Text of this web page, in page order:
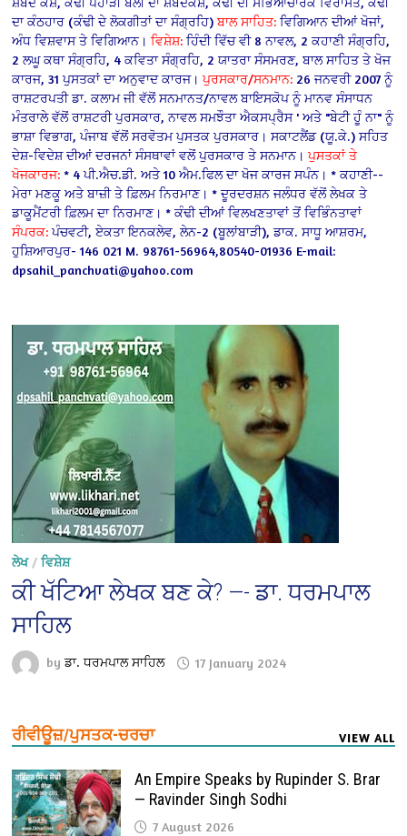
ਦਾ ਕੰਠਹਾਰ (ਕੰਢੀ ਦੇ ਲੋਕਗੀਤਾਂ ਦਾ ਸੰਗ੍ਰਹਿ) ਬਾਲ ਸਾਹਿਤ: ਵਿਗਿਆਨ ਦੀਆਂ ਖੋਜਾਂ,
ਅੰਧ ਵਿਸ਼ਵਾਸ ਤੇ ਵਿਗਿਆਨ। ਵਿਸ਼ੇਸ਼: ਹਿੰਦੀ ਵਿੱਚ ਵੀ 8 ਨਾਵਲ, 2 ਕਹਾਣੀ ਸੰਗ੍ਰਹਿ,
2 ਲਘੂ ਕਥਾ ਸੰਗ੍ਰਹਿ, 4 ਕਵਿਤਾ ਸੰਗ੍ਰਹਿ, 2 ਯਾਤਰਾ ਸੰਸਮਰਣ, ਬਾਲ ਸਾਹਿਤ ਤੇ ਖੋਜ
ਕਾਰਜ, 31 ਪੁਸਤਕਾਂ ਦਾ ਅਨੁਵਾਦ ਕਾਰਜ। ਪੁਰਸਕਾਰ/ਸਨਮਾਨ: 26 ਜਨਵਰੀ 2007 ਨੂੰ
ਰਾਸ਼ਟਰਪਤੀ ਡਾ. ਕਲਾਮ ਜੀ ਵੱਲੋਂ ਸਨਮਾਨਤ/ਨਾਵਲ ਬਾਇਸਕੋਪ ਨੂੰ ਮਾਨਵ ਸੰਸਾਧਨ
ਮੰਤਰਾਲੇ ਵੱਲੋਂ ਰਾਸ਼ਟਰੀ ਪੁਰਸਕਾਰ, ਨਾਵਲ ਸਮਝੌਤਾ ਐਕਸਪ੍ਰੈਸ ' ਅਤੇ "ਬੇਟੀ ਹੂੰ ਨਾ" ਨੂੰ
ਭਾਸ਼ਾ ਵਿਭਾਗ, ਪੰਜਾਬ ਵੱਲੋਂ ਸਰਵੋਤਮ ਪੁਸਤਕ ਪੁਰਸਕਾਰ। ਸਕਾਟਲੈਂਡ (ਯੂ.ਕੇ.) ਸਹਿਤ
ਦੇਸ਼-ਵਿਦੇਸ਼ ਦੀਆਂ ਦਰਜਨਾਂ ਸੰਸਥਾਵਾਂ ਵਲੋਂ ਪੁਰਸਕਾਰ ਤੇ ਸਨਮਾਨ। ਪੁਸਤਕਾਂ ਤੇ
ਖੋਜਕਾਰਜ: * 4 ਪੀ.ਐਚ.ਡੀ. ਅਤੇ 10 ਐਮ.ਫਿਲ ਦਾ ਖੋਜ ਕਾਰਜ ਸਪੰਨ। * ਕਹਾਣੀ--
ਮੇਰਾ ਮਣਕੂ ਅਤੇ ਬਾਜ਼ੀ ਤੇ ਫ਼ਿਲਮ ਨਿਰਮਾਣ। * ਦੂਰਦਰਸ਼ਨ ਜਲੰਧਰ ਵੱਲੋਂ ਲੇਖਕ ਤੇ
ਡਾਕੂਮੈਂਟਰੀ ਫ਼ਿਲਮ ਦਾ ਨਿਰਮਾਣ। * ਕੰਢੀ ਦੀਆਂ ਵਿਲਖਣਤਾਵਾਂ ਤੋਂ ਵਿਭਿੰਨਤਾਵਾਂ
ਸੰਪਰਕ:ਪੰਚਵਟੀ, ਏਕਤਾ ਇਨਕਲੇਵ, ਲੇਨ-2 (ਬੂਲਾਂਬਾੜੀ), ਡਾਕ. ਸਾਧੂ ਆਸ਼ਰਮ,
ਹੁਸ਼ਿਆਰਪੁਰ- 146 021 M. 98761-56964,80540-01936 E-mail:
dpsahil_panchvati@yahoo.com
ਲੇਖ/ਵਿਸ਼ੇਸ਼
ਕੀ ਖੱਟਿਆ ਲੇਖਕ ਬਣ ਕੇ? —- ਡਾ. ਧਰਮਪਾਲ
ਸਾਹਿਲ
byਡਾ. ਧਰਮਪਾਲ ਸਾਹਿਲ 17 January 2024
ਰੀਵੀਊਜ਼/ਪੁਸਤਕ-ਚਰਚਾ VIEW ALL
An Empire Speaks by Rupinder S. Brar
— Ravinder Singh Sodhi
7 August 2026